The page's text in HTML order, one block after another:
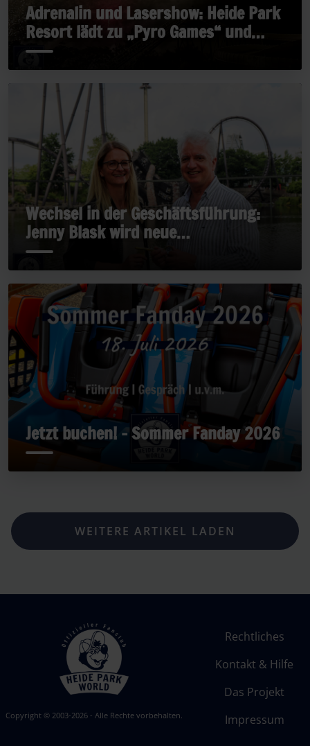
Adrenalin und Lasershow: Heide Park
Resort lädt zu „Pyro Games“ und
„Late Rides“
Wechsel in der Geschäftsführung:
Jenny Blask wird neue
Geschäftsführerin
Jetzt buchen! - Sommer Fanday 2026
WEITERE ARTIKEL LADEN
Copyright © 2003-2026 - Alle Rechte vorbehalten.
Rechtliches
Kontakt & Hilfe
Das Projekt
Impressum